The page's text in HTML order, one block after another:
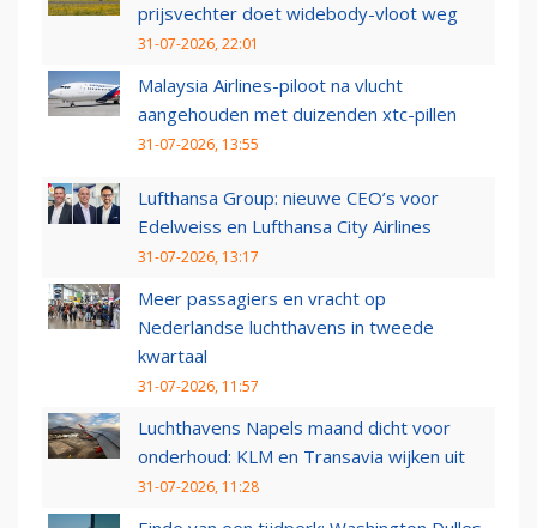
prijsvechter doet widebody-vloot weg
31-07-2026, 22:01
Malaysia Airlines-piloot na vlucht
aangehouden met duizenden xtc-pillen
31-07-2026, 13:55
Lufthansa Group: nieuwe CEO’s voor
Edelweiss en Lufthansa City Airlines
31-07-2026, 13:17
Meer passagiers en vracht op
Nederlandse luchthavens in tweede
kwartaal
31-07-2026, 11:57
Luchthavens Napels maand dicht voor
onderhoud: KLM en Transavia wijken uit
31-07-2026, 11:28